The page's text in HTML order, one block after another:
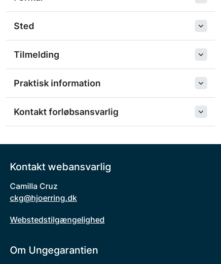
Sted
Tilmelding
Praktisk information
Kontakt forløbsansvarlig
Kontakt webansvarlig
Camilla Cruz
ckg@hjoerring.dk
Webstedstilgængelighed
Om Ungegarantien